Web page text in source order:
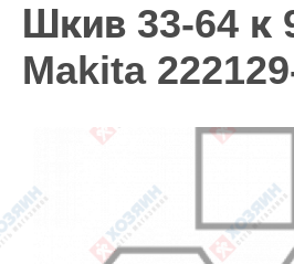
Шкив 33-64 к
Makita